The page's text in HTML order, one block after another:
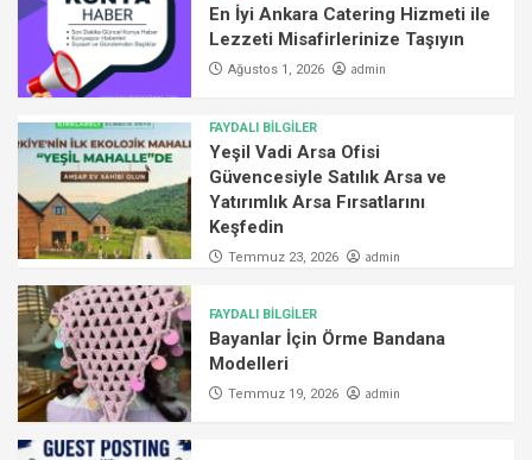
En İyi Ankara Catering Hizmeti ile
Lezzeti Misafirlerinize Taşıyın
Ağustos 1, 2026 admin
FAYDALI BİLGİLER
Yeşil Vadi Arsa Ofisi
Güvencesiyle Satılık Arsa ve
Yatırımlık Arsa Fırsatlarını
Keşfedin
Temmuz 23, 2026 admin
FAYDALI BİLGİLER
Bayanlar İçin Örme Bandana
Modelleri
Temmuz 19, 2026 admin